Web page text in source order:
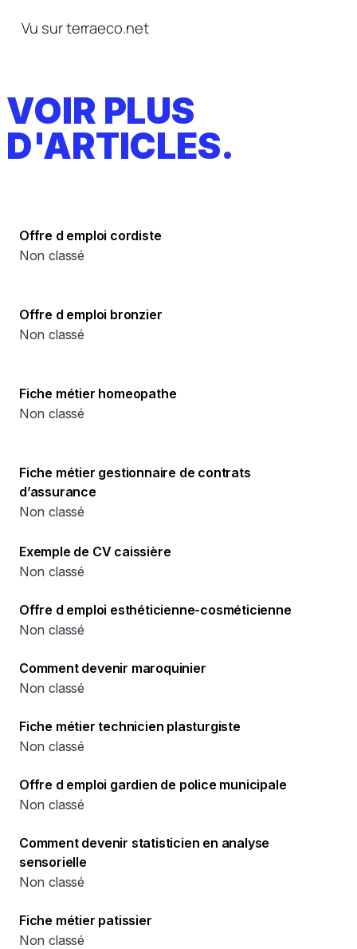
Vu sur terraeco.net
VOIR PLUS
D'ARTICLES.
Offre d emploi cordiste
Non classé
Offre d emploi bronzier
Non classé
Fiche métier homeopathe
Non classé
Fiche métier gestionnaire de contrats
d’assurance
Non classé
Exemple de CV caissière
Non classé
Offre d emploi esthéticienne-cosméticienne
Non classé
Comment devenir maroquinier
Non classé
Fiche métier technicien plasturgiste
Non classé
Offre d emploi gardien de police municipale
Non classé
Comment devenir statisticien en analyse
sensorielle
Non classé
Fiche métier patissier
Non classé